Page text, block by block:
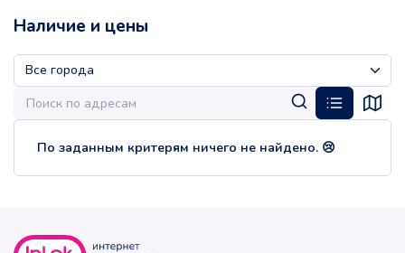
Наличие и цены
По заданным критерям ничего не найдено. 😢